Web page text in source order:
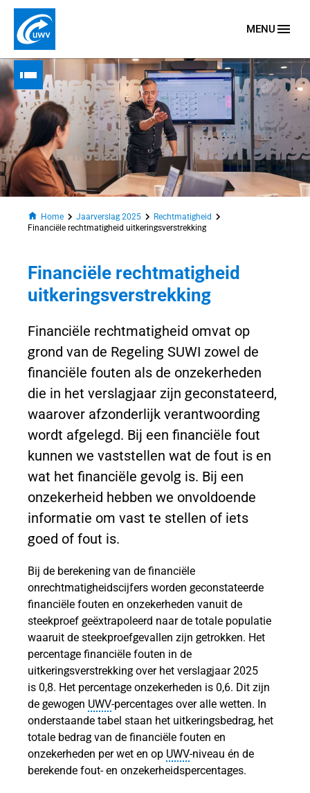
Naar homepage
MENU
submenu
Open submenu
baten en
Home Jaarverslag 2025
Rechtmatigheid
Financiële rechtmatigheid uitkeringsverstrekking
Financiële rechtmatigheid
uitkeringsverstrekking
Financiële rechtmatigheid omvat op
grond van de Regeling SUWI zowel de
financiële fouten als de onzekerheden
die in het verslagjaar zijn geconstateerd,
waarover afzonderlijk verantwoording
wordt afgelegd. Bij een financiële fout
kunnen we vaststellen wat de fout is en
wat het financiële gevolg is. Bij een
onzekerheid hebben we onvoldoende
informatie om vast te stellen of iets
goed of fout is.
Bij de berekening van de financiële
onrechtmatigheidscijfers worden geconstateerde
financiële fouten en onzekerheden vanuit de
steekproef geëxtrapoleerd naar de totale populatie
waaruit de steekproefgevallen zijn getrokken. Het
percentage financiële fouten in de
uitkeringsverstrekking over het verslagjaar 2025
is 0,8. Het percentage onzekerheden is 0,6. Dit zijn
de gewogen UWV‑percentages over alle wetten. In
onderstaande tabel staan het uitkeringsbedrag, het
totale bedrag van de financiële fouten en
onzekerheden per wet en op UWV‑niveau én de
berekende fout- en onzekerheidspercentages.